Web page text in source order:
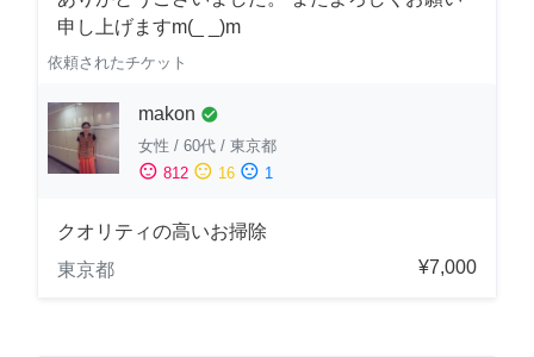
申し上げますm(_ _)m
依頼されたチケット
makon check_circle
女性 / 60代 / 東京都
sentiment_satisfied 812 sentiment_neutral 16 sentiment_dissatisfied 1
クオリティの高いお掃除
東京都
¥7,000